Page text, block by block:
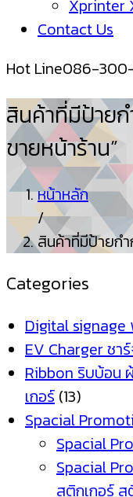
Xprinter
Contact Us
Hot Line086-
สินค้าที่มีป้ายก
ขายหน้าร้าน”
หน้าหลัก
/
สินค้าที่มีป้ายก
Categories
Digital signage
EV Charger ชา
Ribbon ริบบ้อน
เกอร์ (13)
Spacial
Spacial
Spacial
สติกเกอร์ ส